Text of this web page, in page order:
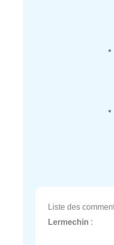
Liste des
Lermechin :